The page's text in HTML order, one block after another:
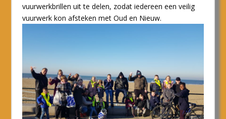
vuurwerkbrillen uit te delen, zodat iedereen een veilig
vuurwerk kon afsteken met Oud en Nieuw.